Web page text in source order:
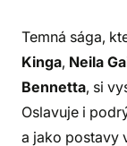
Temná sága,
Kinga, Neila
Bennetta, si
Oslavuje i
a jako postavy